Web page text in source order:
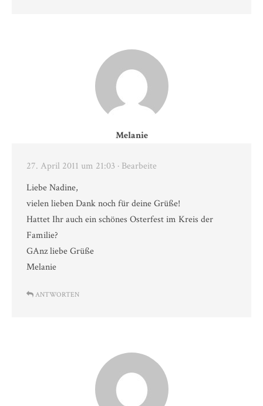
Melanie
27. April 2011 um 21:03 · Bearbeite
Liebe Nadine,
vielen lieben Dank noch für deine Grüße!
Hattet Ihr auch ein schönes Osterfest im Kreis der
Familie?
GAnz liebe Grüße
Melanie
ANTWORTEN